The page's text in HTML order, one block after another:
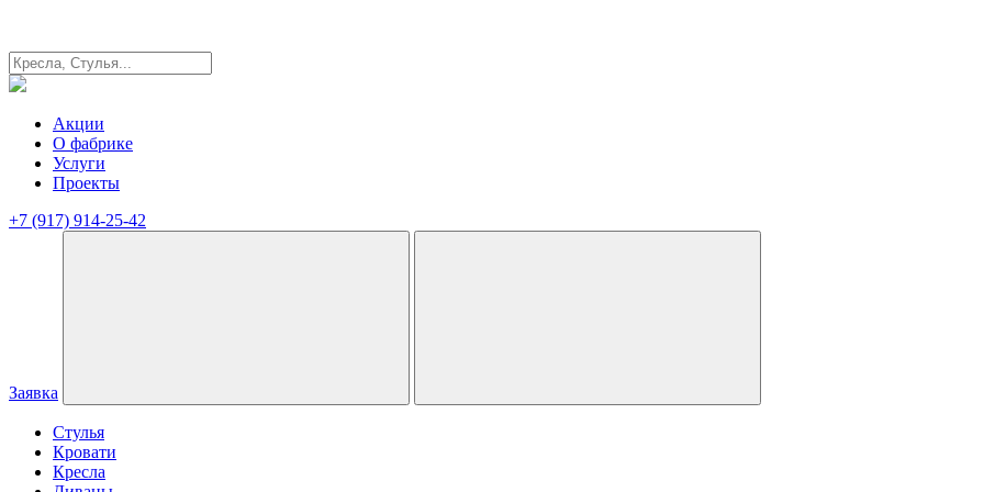
Акции
О фабрике
Услуги
Проекты
+7 (917) 914-25-42
Заявка
Стулья
Кровати
Кресла